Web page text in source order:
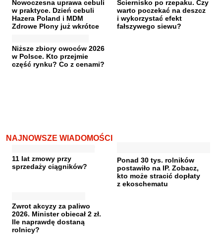
Nowoczesna uprawa cebuli
w praktyce. Dzień cebuli
Hazera Poland i MDM
Zdrowe Plony już wkrótce
Ściernisko po rzepaku. Czy
warto poczekać na deszcz
i wykorzystać efekt
fałszywego siewu?
Niższe zbiory owoców 2026
w Polsce. Kto przejmie
część rynku? Co z cenami?
NAJNOWSZE WIADOMOŚCI
11 lat zmowy przy
sprzedaży ciągników?
Ponad 30 tys. rolników
postawiło na IP. Zobacz,
kto może stracić dopłaty
z ekoschematu
Zwrot akcyzy za paliwo
2026. Minister obiecał 2 zł.
Ile naprawdę dostaną
rolnicy?